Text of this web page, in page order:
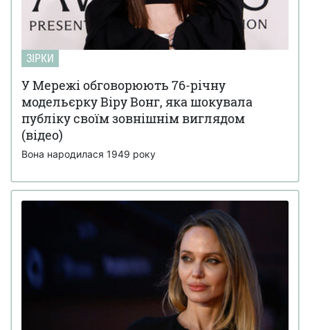
ЗІРКИ
У Мережі обговорюють 76-річну
модельєрку Віру Вонг, яка шокувала
публіку своїм зовнішнім виглядом
(відео)
Вона народилася 1949 року